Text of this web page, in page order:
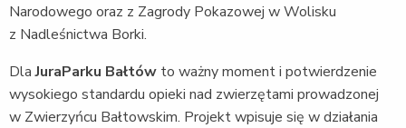
Narodowego oraz z Zagrody Pokazowej w Wolisku
z Nadleśnictwa Borki.
DlaJuraParku Bałtów to ważny moment i potwierdzenie
wysokiego standardu opieki nad zwierzętami prowadzonej
w Zwierzyńcu Bałtowskim. Projekt wpisuje się w działania